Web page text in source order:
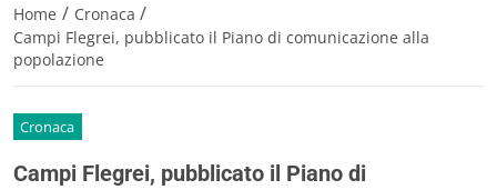
Home / Cronaca /
Campi Flegrei, pubblicato il Piano di comunicazione alla
popolazione
Cronaca
Campi Flegrei, pubblicato il Piano di